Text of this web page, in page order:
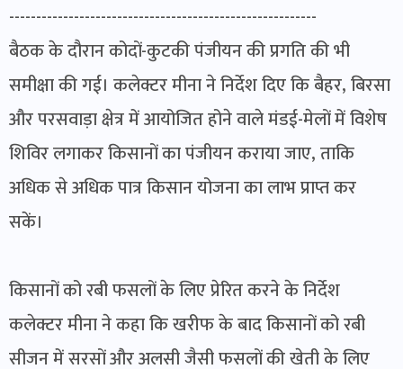
---------------------------------------------------------
बैठक के दौरान कोदों-कुटकी पंजीयन की प्रगति की भी
समीक्षा की गई। कलेक्टर मीना ने निर्देश दिए कि बैहर, बिरसा
और परसवाड़ा क्षेत्र में आयोजित होने वाले मंडई-मेलों में विशेष
शिविर लगाकर किसानों का पंजीयन कराया जाए, ताकि
अधिक से अधिक पात्र किसान योजना का लाभ प्राप्त कर
सकें।
किसानों को रबी फसलों के लिए प्रेरित करने के निर्देश
कलेक्टर मीना ने कहा कि खरीफ के बाद किसानों को रबी
सीजन में सरसों और अलसी जैसी फसलों की खेती के लिए